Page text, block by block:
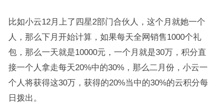
比如小云12月上了四星2部门合伙人，这个月就她一个
人，那么下月开始计算，如果每天全网销售1000个礼
包，那么一天就是10000元，一个月就是30万，积分直
接一个人拿走每天20%中的30%，那么二月份，小云一
个人将获得这30万，获得的20%当中的30%的云积分每
日拨出。